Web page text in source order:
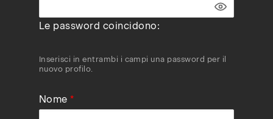
Le password coincidono:
Inserisci in entrambi i campi una password per il
nuovo profilo.
Nome